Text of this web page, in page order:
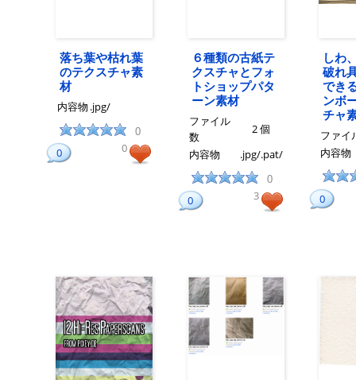
落ち葉や枯れ葉
のテクスチャ素
材
内容物 .jpg/
0
0 0
６種類の古紙テ
クスチャとフォ
トショップパタ
ーン素材
ファイル
数
2 個
内容物
.jpg/.pat/
0
0 3
しわ
破れ
でき
ンボ
チャ
ファイ
内容物
0